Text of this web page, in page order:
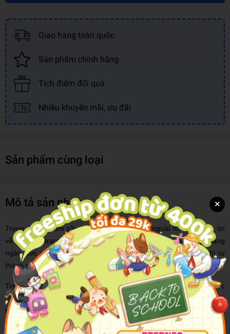
Giao hàng toàn quốc
Sản phẩm chính hãng
Tích điểm đổi quà
Nhiều khuyến mãi, ưu đãi
Sản phẩm cùng loại
Mô tả sản phẩm
Trong những năm gần đây, báo chí trong và ngoài nước đã đưa tin
về một “Bộ tranh khắc gỗ” hay “Một kho tàng văn hóa” gồm hàng
ngàn bức vẽ mới tìm lại được khi từ Hà Nội, từ Paris hay khi từ
thành phố Hồ Chí Minh.
Tin ấy đã gợi sự chú ý của nhiều người xa gần muốn tìm hiểu thực
chất của kho tàng này như thế nào. Để đáp ứng thị hiếu đó, thì Sử
Học Nguyễn Mạnh Hùng đã dành ra nhiều năm miệt mài nghiên
cứu và thu thập tư liệu, đặc biệt trong đó là tìm lại được một công
×